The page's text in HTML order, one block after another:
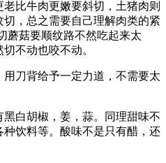
比牛肉更嫩要斜切，土猪肉则
，总之需要自己理解肉类的紧
蘑菇要顺纹路不然吃起来太
不动也咬不动。
刀背给予一定力道，不需要太
白胡椒，姜，蒜。同理甜味不
饮料等。酸味不是只有醋，还